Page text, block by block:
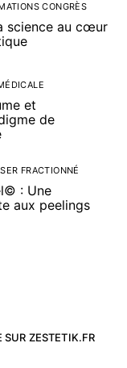
CONGRÈS
science au cœur
et
de
FRACTIONNÉ
: Une
aux peelings
SUR ZESTETIK.FR